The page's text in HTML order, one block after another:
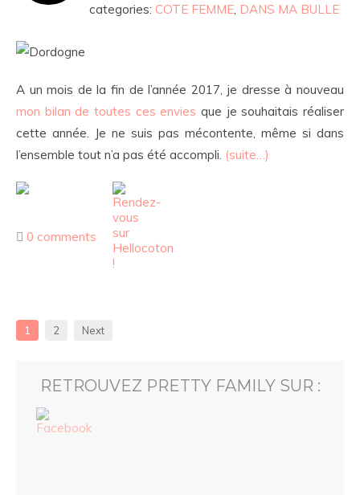
categories: COTE FEMME, DANS MA BULLE
A un mois de la fin de l’année 2017, je dresse à nouveau
mon bilan de toutes ces envies que je souhaitais réaliser
cette année. Je ne suis pas mécontente, même si dans
l’ensemble tout n’a pas été accompli. (suite…)
0 comments
1 2 Next
RETROUVEZ PRETTY FAMILY SUR :